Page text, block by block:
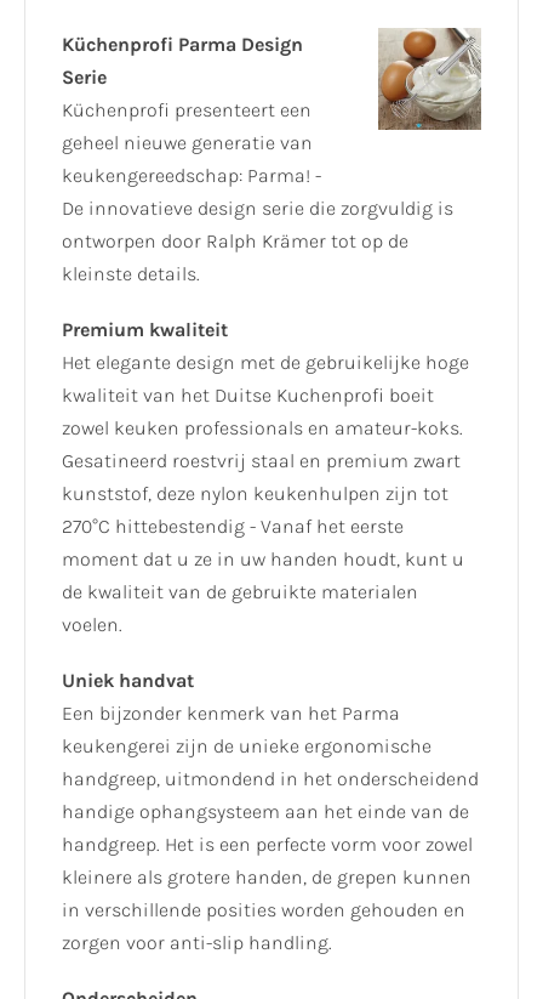
Küchenprofi Parma Design
Serie
Küchenprofi presenteert een
geheel nieuwe generatie van
keukengereedschap: Parma! -
De innovatieve design serie die zorgvuldig is
ontworpen door Ralph Krämer tot op de
kleinste details.
Premium kwaliteit
Het elegante design met de gebruikelijke hoge
kwaliteit van het Duitse Kuchenprofi boeit
zowel keuken professionals en amateur-koks.
Gesatineerd roestvrij staal en premium zwart
kunststof, deze nylon keukenhulpen zijn tot
270°C hittebestendig - Vanaf het eerste
moment dat u ze in uw handen houdt, kunt u
de kwaliteit van de gebruikte materialen
voelen.
Uniek handvat
Een bijzonder kenmerk van het Parma
keukengerei zijn de unieke ergonomische
handgreep, uitmondend in het onderscheidend
handige ophangsysteem aan het einde van de
handgreep. Het is een perfecte vorm voor zowel
kleinere als grotere handen, de grepen kunnen
in verschillende posities worden gehouden en
zorgen voor anti-slip handling.